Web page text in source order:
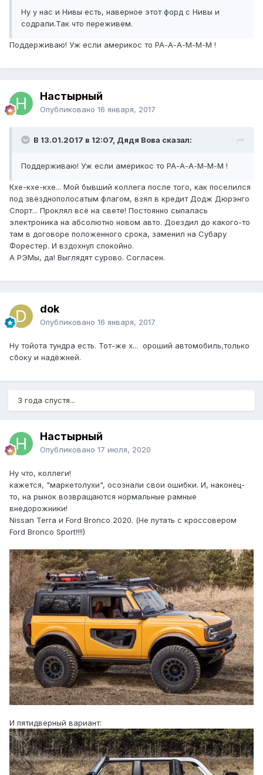
Ну у нас и Нивы есть, наверное этот форд с Нивы и
содрали.Так что переживем.
Поддерживаю! Уж если америкос то РА-А-А-М-М-М !
Настырный
Опубликовано 16 января, 2017
В 13.01.2017 в 12:07, Дядя Вова сказал:
Поддерживаю! Уж если америкос то РА-А-А-М-М-М !
Кхе-кхе-кхе... Мой бывший коллега после того, как поселился
под звёзднополосатым флагом, взял в кредит Додж Дюрэнго
Спорт... Проклял всё на свете! Постоянно сыпалась
электроника на абсолютно новом авто. Доездил до какого-то
там в договоре положенного срока, заменил на Субару
Форестер. И вздохнул спокойно.
А РЭМы, да! Выглядят сурово. Согласен.
dok
Опубликовано 16 января, 2017
Ну тойота тундра есть. Тот-же х... ороший автомобиль,только
сбоку и надёжней.
3 года спустя...
Настырный
Опубликовано 17 июля, 2020
Ну что, коллеги!
кажется, "маркетолухи", осознали свои ошибки. И, наконец-
то, на рынок возвращаются нормальные рамные
внедорожники!
Nissan Terra и Ford Bronco 2020. (Не путать с кроссовером
Ford Bronco Sport!!!!)
И пятидверный вариант: